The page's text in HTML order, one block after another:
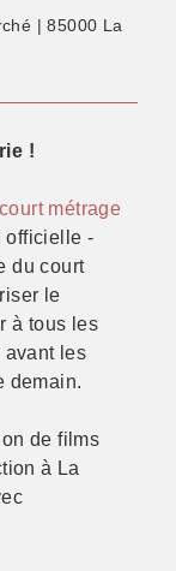
| 85000 La
!
métrage
officielle -
du court
le
à tous les
avant les
demain.
de films
à La